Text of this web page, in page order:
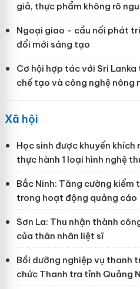
giả, thực phẩm không rõ
Ngoại giao - cầu nối phát
đổi mới sáng tạo
Cơ hội hợp tác với Sri
chế tạo và công nghệ nông
Xã hội
Học sinh được khuyến khích
thực hành 1 loại hình nghệ
Bắc Ninh: Tăng cường kiểm
trong hoạt động quảng cáo
Sơn La: Thu nhận thành
của thân nhân liệt sĩ
Bồi dưỡng nghiệp vụ thanh
chức Thanh tra tỉnh Quảng